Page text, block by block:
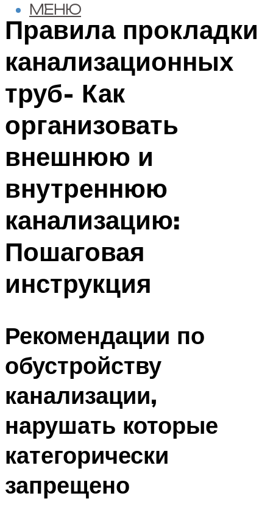
МЕНЮ
Правила прокладки
канализационных
труб- Как
организовать
внешнюю и
внутреннюю
канализацию:
Пошаговая
инструкция
Рекомендации по
обустройству
канализации,
нарушать которые
категорически
запрещено